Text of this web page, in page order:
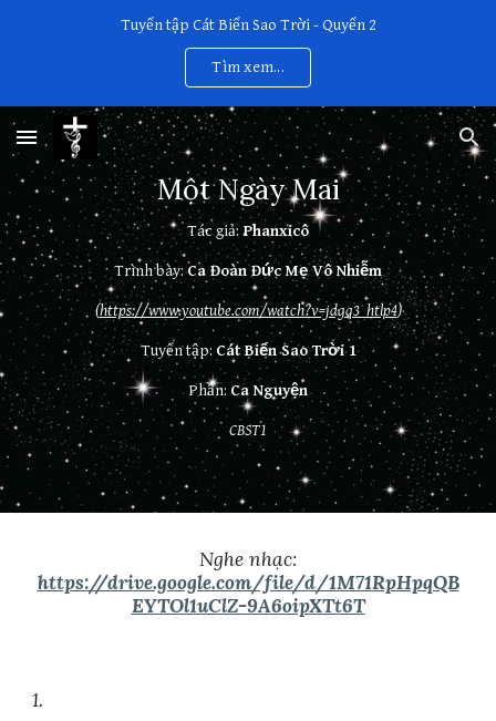
Tuyển tập Cát Biển Sao Trời - Quyển 2
Tìm xem...
Một Ngày Mai
Tác giả: Phanxicô
Trình bày:Ca Đoàn Đức Mẹ Vô Nhiễm
(https://www.youtube.com/watch?v=jdgq3_htlp4)
Tuyển tập: Cát Biển Sao Trời 1
Phần: Ca Nguyện
CBST1
Nghe nhạc:
https://drive.google.com/file/d/1M71RpHpqQB
EYTOl1uClZ-9A6oipXTt6T
1.